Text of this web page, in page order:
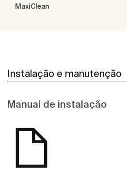
MaxiClean
Instalação e manutenção
Manual de instalação